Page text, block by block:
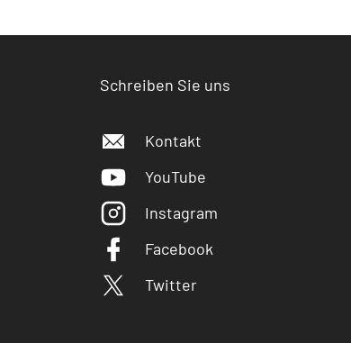
Schreiben Sie uns
Kontakt
YouTube
Instagram
Facebook
Twitter